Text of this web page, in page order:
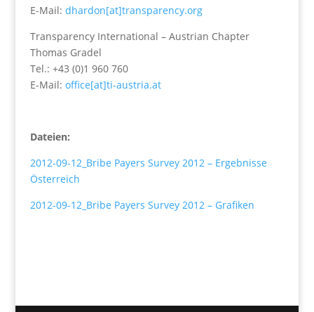
E-Mail: dhardon[at]transparency.org
Transparency International – Austrian Chapter
Thomas Gradel
Tel.: +43 (0)1 960 760
E-Mail: office[at]ti-austria.at
Dateien:
2012-09-12_Bribe Payers Survey 2012 – Ergebnisse
Österreich
2012-09-12_Bribe Payers Survey 2012 – Grafiken